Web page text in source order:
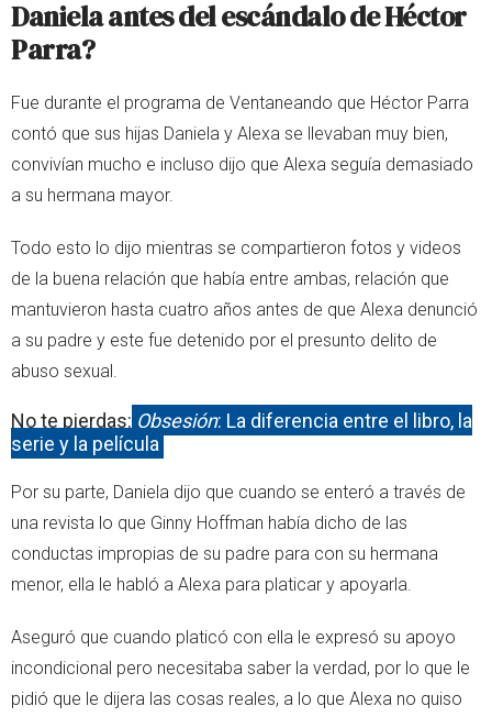
Daniela antes del escándalo de Héctor
Parra?
Fue durante el programa de Ventaneando que Héctor Parra
contó que sus hijas Daniela y Alexa se llevaban muy bien,
convivían mucho e incluso dijo que Alexa seguía demasiado
a su hermana mayor.
Todo esto lo dijo mientras se compartieron fotos y videos
de la buena relación que había entre ambas, relación que
mantuvieron hasta cuatro años antes de que Alexa denunció
a su padre y este fue detenido por el presunto delito de
abuso sexual.
No te pierdas: Obsesión: La diferencia entre el libro, la
serie y la película
Por su parte, Daniela dijo que cuando se enteró a través de
una revista lo que Ginny Hoffman había dicho de las
conductas impropias de su padre para con su hermana
menor, ella le habló a Alexa para platicar y apoyarla.
Aseguró que cuando platicó con ella le expresó su apoyo
incondicional pero necesitaba saber la verdad, por lo que le
pidió que le dijera las cosas reales, a lo que Alexa no quiso